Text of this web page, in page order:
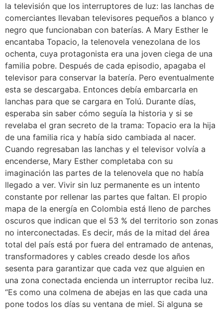
la televisión que los interruptores de luz: las lanchas de
comerciantes llevaban televisores pequeños a blanco y
negro que funcionaban con baterías. A Mary Esther le
encantaba Topacio, la telenovela venezolana de los
ochenta, cuya protagonista era una joven ciega de una
familia pobre. Después de cada episodio, apagaba el
televisor para conservar la batería. Pero eventualmente
esta se descargaba. Entonces debía embarcarla en
lanchas para que se cargara en Tolú. Durante días,
esperaba sin saber cómo seguía la historia y si se
revelaba el gran secreto de la trama: Topacio era la hija
de una familia rica y había sido cambiada al nacer.
Cuando regresaban las lanchas y el televisor volvía a
encenderse, Mary Esther completaba con su
imaginación las partes de la telenovela que no había
llegado a ver. Vivir sin luz permanente es un intento
constante por rellenar las partes que faltan. El propio
mapa de la energía en Colombia está lleno de parches
oscuros que indican que el 53 % del territorio son zonas
no interconectadas. Es decir, más de la mitad del área
total del país está por fuera del entramado de antenas,
transformadores y cables creado desde los años
sesenta para garantizar que cada vez que alguien en
una zona conectada encienda un interruptor reciba luz.
“Es como una colmena de abejas en las que cada una
pone todos los días su ventana de miel. Si alguna se